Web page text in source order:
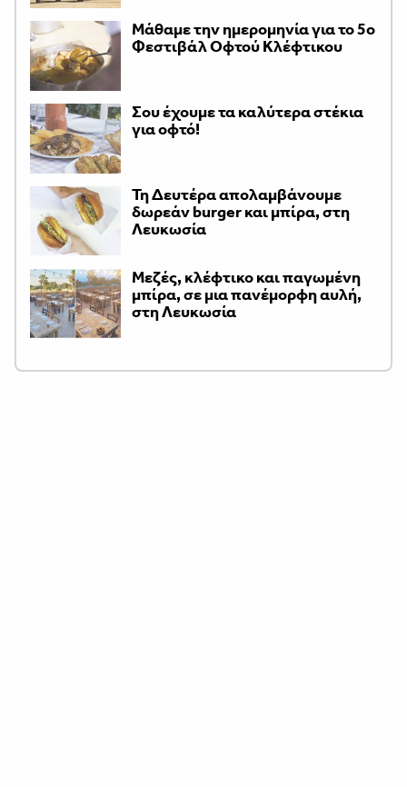
Μάθαμε την ημερομηνία για το 5ο
Φεστιβάλ Οφτού Κλέφτικου
Σου έχουμε τα καλύτερα στέκια
για οφτό!
Τη Δευτέρα απολαμβάνουμε
δωρεάν burger και μπίρα, στη
Λευκωσία
Μεζές, κλέφτικο και παγωμένη
μπίρα, σε μια πανέμορφη αυλή,
στη Λευκωσία